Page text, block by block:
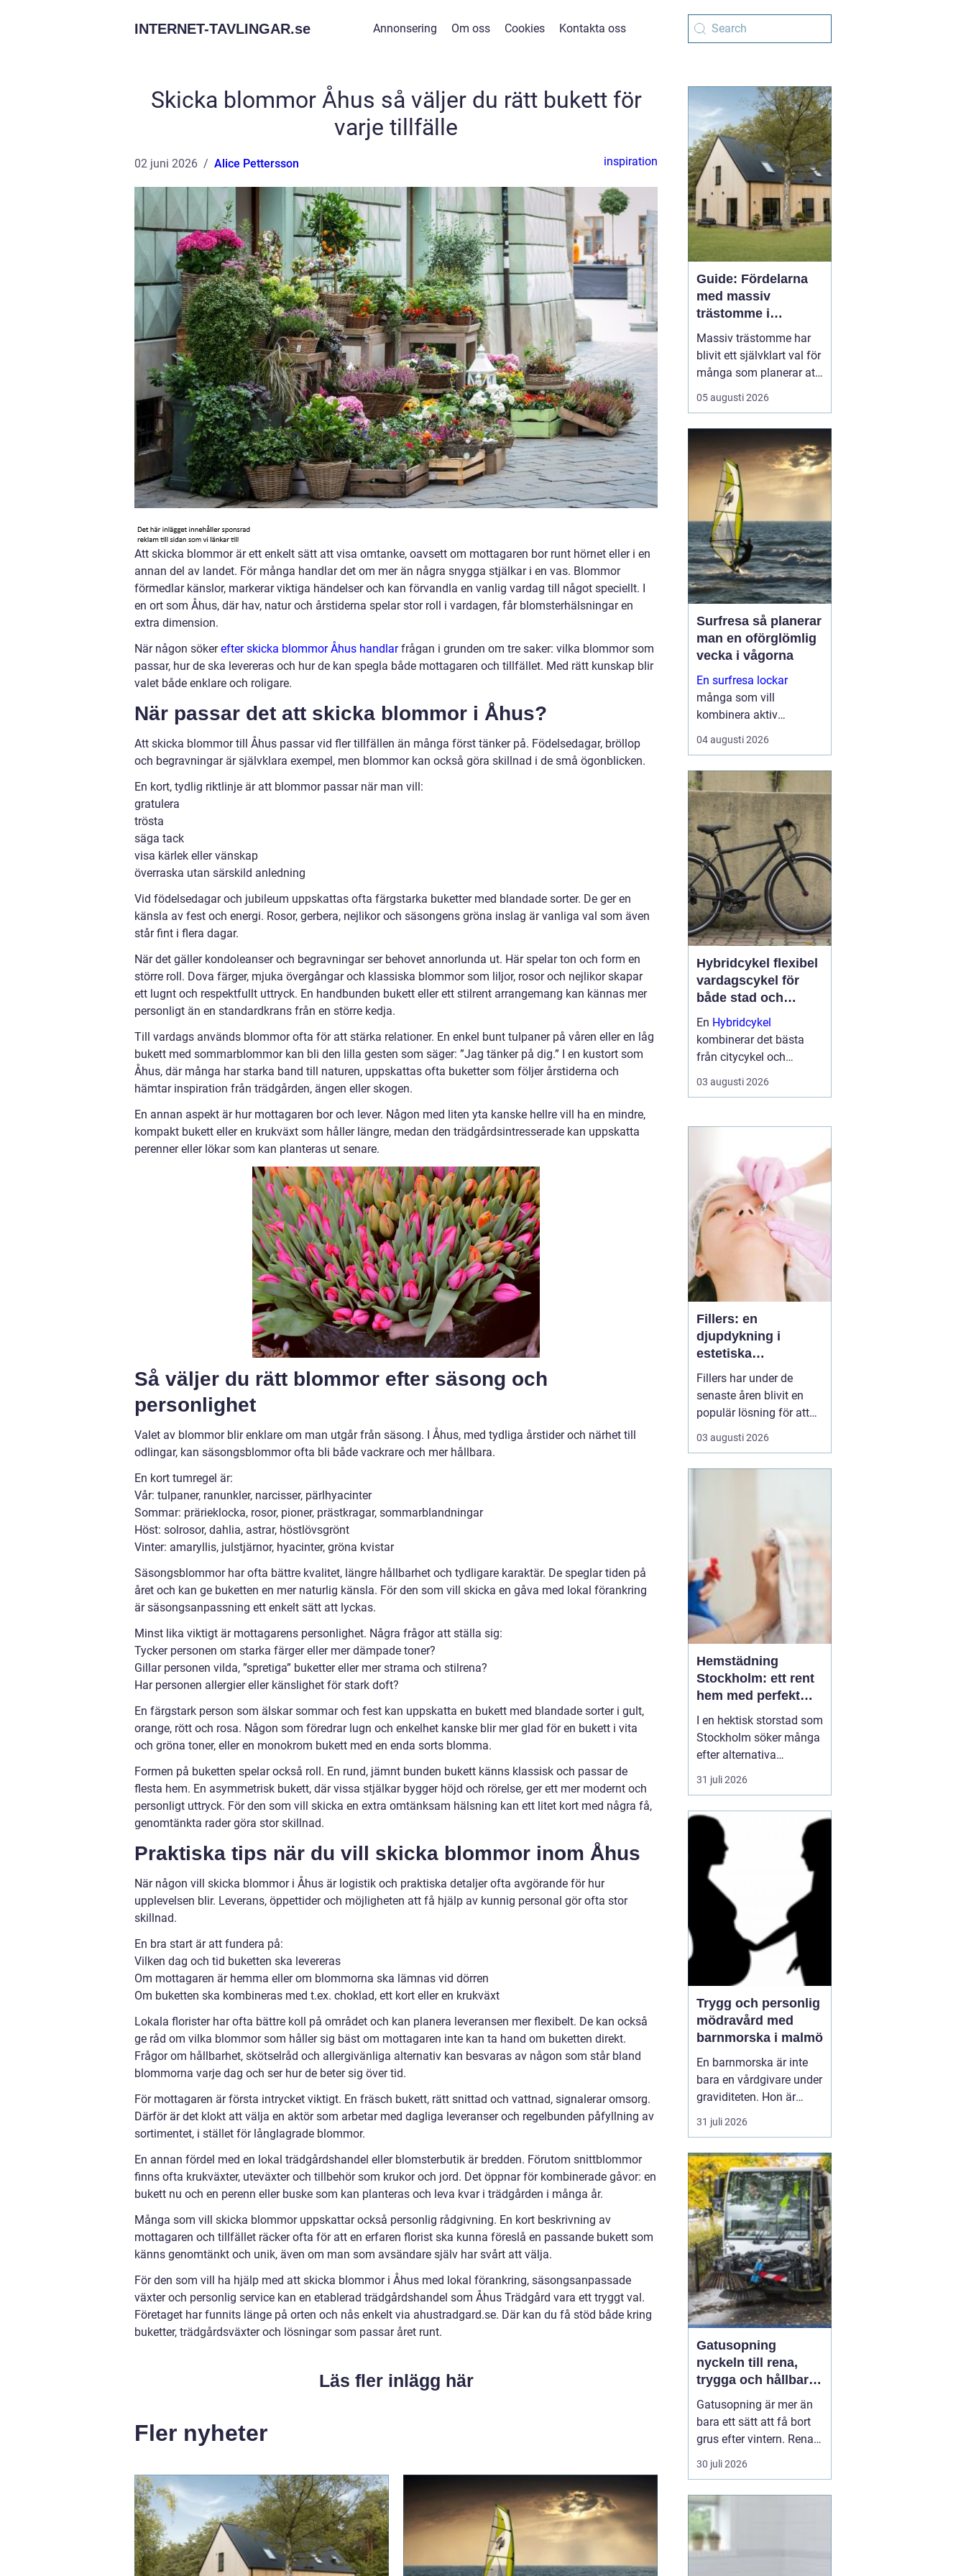
INTERNET-TAVLINGAR.se Annonsering Om oss Cookies Kontakta oss
Skicka blommor Åhus så väljer du rätt bukett för
varje tillfälle
02 juni 2026 Alice Pettersson inspiration
Att skicka blommor är ett enkelt sätt att visa omtanke, oavsett om mottagaren bor runt hörnet eller i en
annan del av landet. För många handlar det om mer än några snygga stjälkar i en vas. Blommor
förmedlar känslor, markerar viktiga händelser och kan förvandla en vanlig vardag till något speciellt. I
en ort som Åhus, där hav, natur och årstiderna spelar stor roll i vardagen, får blomsterhälsningar en
extra dimension.
När någon sökerefter skicka blommor Åhus handlarfrågan i grunden om tre saker: vilka blommor som
passar, hur de ska levereras och hur de kan spegla både mottagaren och tillfället. Med rätt kunskap blir
valet både enklare och roligare.
När passar det att skicka blommor i Åhus?
Att skicka blommor till Åhus passar vid fler tillfällen än många först tänker på. Födelsedagar, bröllop
och begravningar är självklara exempel, men blommor kan också göra skillnad i de små ögonblicken.
En kort, tydlig riktlinje är att blommor passar när man vill:
gratulera
trösta
säga tack
visa kärlek eller vänskap
överraska utan särskild anledning
Vid födelsedagar och jubileum uppskattas ofta färgstarka buketter med blandade sorter. De ger en
känsla av fest och energi. Rosor, gerbera, nejlikor och säsongens gröna inslag är vanliga val som även
står fint i flera dagar.
När det gäller kondoleanser och begravningar ser behovet annorlunda ut. Här spelar ton och form en
större roll. Dova färger, mjuka övergångar och klassiska blommor som liljor, rosor och nejlikor skapar
ett lugnt och respektfullt uttryck. En handbunden bukett eller ett stilrent arrangemang kan kännas mer
personligt än en standardkrans från en större kedja.
Till vardags används blommor ofta för att stärka relationer. En enkel bunt tulpaner på våren eller en låg
bukett med sommarblommor kan bli den lilla gesten som säger: ”Jag tänker på dig.” I en kustort som
Åhus, där många har starka band till naturen, uppskattas ofta buketter som följer årstiderna och
hämtar inspiration från trädgården, ängen eller skogen.
En annan aspekt är hur mottagaren bor och lever. Någon med liten yta kanske hellre vill ha en mindre,
kompakt bukett eller en krukväxt som håller längre, medan den trädgårdsintresserade kan uppskatta
perenner eller lökar som kan planteras ut senare.
Så väljer du rätt blommor efter säsong och
personlighet
Valet av blommor blir enklare om man utgår från säsong. I Åhus, med tydliga årstider och närhet till
odlingar, kan säsongsblommor ofta bli både vackrare och mer hållbara.
En kort tumregel är:
Vår: tulpaner, ranunkler, narcisser, pärlhyacinter
Sommar: prärieklocka, rosor, pioner, prästkragar, sommarblandningar
Höst: solrosor, dahlia, astrar, höstlövsgrönt
Vinter: amaryllis, julstjärnor, hyacinter, gröna kvistar
Säsongsblommor har ofta bättre kvalitet, längre hållbarhet och tydligare karaktär. De speglar tiden på
året och kan ge buketten en mer naturlig känsla. För den som vill skicka en gåva med lokal förankring
är säsongsanpassning ett enkelt sätt att lyckas.
Minst lika viktigt är mottagarens personlighet. Några frågor att ställa sig:
Tycker personen om starka färger eller mer dämpade toner?
Gillar personen vilda, ”spretiga” buketter eller mer strama och stilrena?
Har personen allergier eller känslighet för stark doft?
En färgstark person som älskar sommar och fest kan uppskatta en bukett med blandade sorter i gult,
orange, rött och rosa. Någon som föredrar lugn och enkelhet kanske blir mer glad för en bukett i vita
och gröna toner, eller en monokrom bukett med en enda sorts blomma.
Formen på buketten spelar också roll. En rund, jämnt bunden bukett känns klassisk och passar de
flesta hem. En asymmetrisk bukett, där vissa stjälkar bygger höjd och rörelse, ger ett mer modernt och
personligt uttryck. För den som vill skicka en extra omtänksam hälsning kan ett litet kort med några få,
genomtänkta rader göra stor skillnad.
Praktiska tips när du vill skicka blommor inom Åhus
När någon vill skicka blommor i Åhus är logistik och praktiska detaljer ofta avgörande för hur
upplevelsen blir. Leverans, öppettider och möjligheten att få hjälp av kunnig personal gör ofta stor
skillnad.
En bra start är att fundera på:
Vilken dag och tid buketten ska levereras
Om mottagaren är hemma eller om blommorna ska lämnas vid dörren
Om buketten ska kombineras med t.ex. choklad, ett kort eller en krukväxt
Lokala florister har ofta bättre koll på området och kan planera leveransen mer flexibelt. De kan också
ge råd om vilka blommor som håller sig bäst om mottagaren inte kan ta hand om buketten direkt.
Frågor om hållbarhet, skötselråd och allergivänliga alternativ kan besvaras av någon som står bland
blommorna varje dag och ser hur de beter sig över tid.
För mottagaren är första intrycket viktigt. En fräsch bukett, rätt snittad och vattnad, signalerar omsorg.
Därför är det klokt att välja en aktör som arbetar med dagliga leveranser och regelbunden påfyllning av
sortimentet, i stället för långlagrade blommor.
En annan fördel med en lokal trädgårdshandel eller blomsterbutik är bredden. Förutom snittblommor
finns ofta krukväxter, uteväxter och tillbehör som krukor och jord. Det öppnar för kombinerade gåvor: en
bukett nu och en perenn eller buske som kan planteras och leva kvar i trädgården i många år.
Många som vill skicka blommor uppskattar också personlig rådgivning. En kort beskrivning av
mottagaren och tillfället räcker ofta för att en erfaren florist ska kunna föreslå en passande bukett som
känns genomtänkt och unik, även om man som avsändare själv har svårt att välja.
För den som vill ha hjälp med att skicka blommor i Åhus med lokal förankring, säsongsanpassade
växter och personlig service kan en etablerad trädgårdshandel som Åhus Trädgård vara ett tryggt val.
Företaget har funnits länge på orten och nås enkelt via ahustradgard.se. Där kan du få stöd både kring
buketter, trädgårdsväxter och lösningar som passar året runt.
Läs fler inlägg här
Fler nyheter
Guide: Fördelarna
med massiv
trästomme i
moderna villor
Massiv trästomme har
blivit ett självklart val för
många som planerar att
bygga hus och vill
kombinera hållbarhet,
varm känsla i hemmet.
Genom att välja en
stomme i massivträ
skapas en ...
05 augusti 2026
Surfresa så planerar
man en oförglömlig
vecka i vågorna
En surfresa lockar
många som vill
kombinera aktiv
semester med hav, natur
och gemenskap.
frisk luft och nya intryck
på samma gång.
Oavsett om personen är
nybörjare eller mer
erfaren ...
04 augusti 2026
Hybridcykel flexibel
vardagscykel för
både stad och
motion
En Hybridcykel
kombinerar det bästa
från citycykel och
mountainbike. Resultatet
blir en bekväm, snabb
som fungerar lika bra till
träningsrundor. Många
som...
03 augusti 2026
Fillers: en
djupdykning i
estetiska
behandlingar
Fillers har under de
senaste åren blivit en
populär lösning för att
uppnå ett mer
ungdomligt och fräscht
rynkor, vilket kan göra en
betydande skillnad för
i...
03 augusti 2026
Hemstädning
Stockholm: ett rent
hem med perfekt
glans
I en hektisk storstad som
Stockholm söker många
efter alternativa
lösningar för att
underlätta vardagen, och
tjänsterna är
hemstädning. Att
komma hem till ett rent
hem kan göra...
31 juli 2026
Trygg och personlig
mödravård med
barnmorska i malmö
En barnmorska är inte
bara en vårdgivare under
graviditeten. Hon är
också en följeslagare
genom flera viktiga
cellprovet i ung vuxen
ålder till stöd inför
förlossning, amning och
preventivmedelsrådgivni
ng. I en växande sta...
31 juli 2026
Gatusopning
nyckeln till rena,
trygga och hållbara
stadsmiljöer
Gatusopning är mer än
bara ett sätt att få bort
grus efter vintern. Rena
gator och gångvägar
påverkar hur människor
och hur väl staden
fungerar vid kraftigt regn
eller snösmältning. En
30 juli 2026